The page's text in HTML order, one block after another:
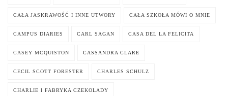
CAŁA JASKRAWOŚĆ I INNE UTWORY CAŁA SZKOŁA MÓWI O MNIE
CAMPUS DIARIES CARL SAGAN CASA DEL LA FELICITA
CASEY MCQUISTON CASSANDRA CLARE
CECIL SCOTT FORESTER CHARLES SCHULZ
CHARLIE I FABRYKA CZEKOLADY